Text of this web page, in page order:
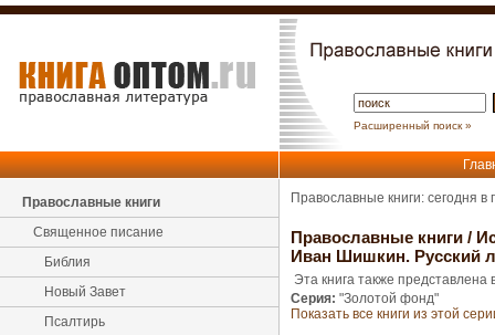
Расширенный поиск »
Православные книги
Священное писание
Библия
Новый Завет
Псалтирь
Православные книги: сегодня
Православные книги /
Иван Шишкин. Русский
Эта книга также представлена
Серия: "Золотой фонд"
Показать все книги из этой